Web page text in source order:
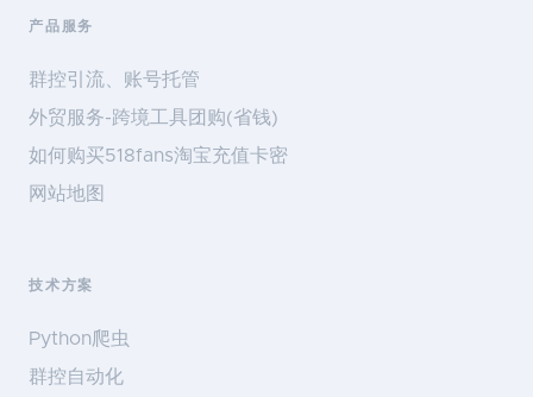
产品服务
群控引流、账号托管
外贸服务-跨境工具团购(省钱)
如何购买518fans淘宝充值卡密
网站地图
技术方案
Python爬虫
群控自动化